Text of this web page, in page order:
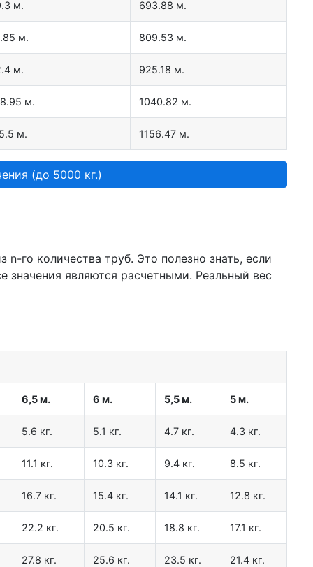
м. 693.88 м.
м. 809.53 м.
м. 925.18 м.
м. 1040.82 м.
м. 1156.47 м.
(до 5000 кг.)
го количества труб. Это полезно знать, если
значения являются расчетными. Реальный вес
6,5 м. 6 м. 5,5 м. 5 м.
5.6 кг. 5.1 кг. 4.7 кг. 4.3 кг.
11.1 кг. 10.3 кг. 9.4 кг. 8.5 кг.
16.7 кг. 15.4 кг. 14.1 кг. 12.8 кг.
22.2 кг. 20.5 кг. 18.8 кг. 17.1 кг.
27.8 кг. 25.6 кг. 23.5 кг. 21.4 кг.